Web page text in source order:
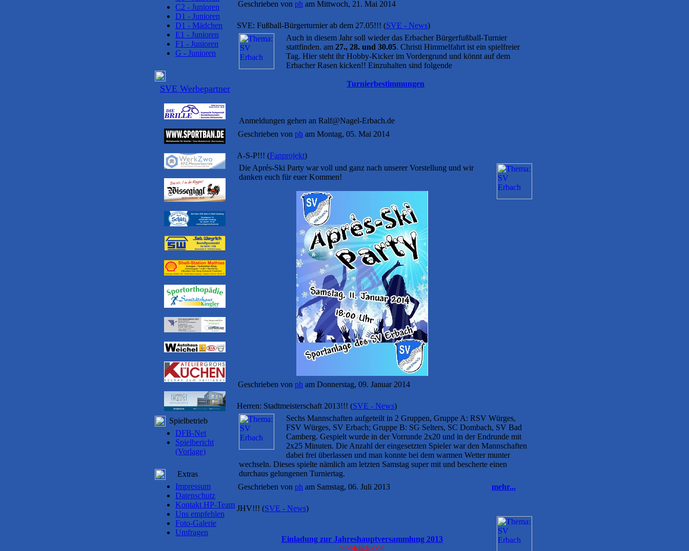
C2 - Junioren
D1 - Junioren
D1 - Mädchen
E1 - Junioren
F1 - Junioren
G - Junioren
SVE Werbepartner
Spielbetrieb
DFB-Net
Spielbericht
(Vorlage)
Extras
Impressum
Datenschutz
Kontakt HP-Team
Uns empfehlen
Foto-Galerie
Umfragen
Geschrieben von ph am Mittwoch, 21. Mai 2014
SVE: Fußball-Bürgerturnier ab dem 27.05!!! (SVE - News)
Auch in diesem Jahr soll wieder das Erbacher Bürgerfußball-Turnier
stattfinden. am 27., 28. und 30.05. Christi Himmelfahrt ist ein spielfreier
Tag. Hier steht ihr Hobby-Kicker im Vordergrund und könnt auf dem
Erbacher Rasen kicken!! Einzuhalten sind folgende
Turnierbestimmungen
Anmeldungen gehen an Ralf@Nagel-Erbach.de
Geschrieben von ph am Montag, 05. Mai 2014
A-S-P!!! (Fanprojekt)
Die Aprés-Ski Party war voll und ganz nach unserer Vorstellung und wir
danken euch für euer Kommen!
Geschrieben von ph am Donnerstag, 09. Januar 2014
Herren: Stadtmeisterschaft 2013!!! (SVE - News)
Sechs Mannschaften aufgeteilt in 2 Gruppen, Gruppe A: RSV Würges,
FSV Würges, SV Erbach; Gruppe B: SG Selters, SC Dombach, SV Bad
Camberg. Gespielt wurde in der Vorrunde 2x20 und in der Endrunde mit
2x25 Minuten. Die Anzahl der eingesetzten Spieler war den Mannschaften
dabei frei überlassen und man konnte bei dem warmen Wetter munter
wechseln. Dieses spielte nämlich am letzten Samstag super mit und bescherte einen
durchaus gelungenen Turniertag.
Geschrieben von ph am Samstag, 06. Juli 2013 mehr...
JHV!!! (SVE - News)
Einladung zur Jahreshauptversammlung 2013
>>>klick<<<